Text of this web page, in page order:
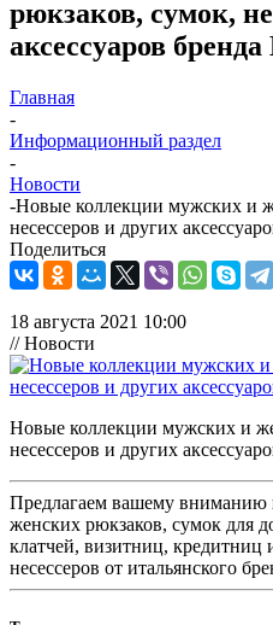
рюкзаков, сумок,
аксессуаров
Главная
-
Информационный раздел
-
Новости
-Новые коллекции мужских и
несессеров и других
Поделиться
18 августа 2021 10:00
// Новости
Новые коллекции мужских и
несессеров и других
Предлагаем вашему
женских рюкзаков, сумок для
клатчей, визитниц, кредитниц
несессеров от итальянского